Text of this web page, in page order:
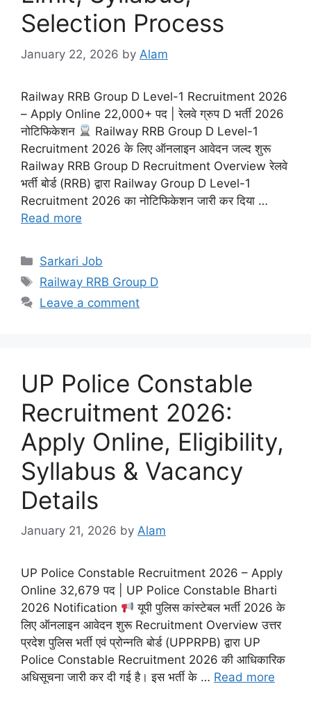
Selection Process
January 22, 2026 by Alam
Railway RRB Group D Level-1 Recruitment 2026
– Apply Online 22,000+ पद | रेलवे ग्रुप D भर्ती 2026
नोटिफिकेशन
Railway RRB Group D Level-1
Recruitment 2026 के लिए ऑनलाइन आवेदन जल्द शुरू
Railway RRB Group D Recruitment Overview रेलवे
भर्ती बोर्ड (RRB) द्वारा Railway Group D Level-1
Recruitment 2026 का नोटिफिकेशन जारी कर दिया …
Read more
Sarkari Job
Railway RRB Group D
Leave a comment
UP Police Constable
Recruitment 2026:
Apply Online, Eligibility,
Syllabus & Vacancy
Details
January 21, 2026 by Alam
UP Police Constable Recruitment 2026 – Apply
Online 32,679 पद | UP Police Constable Bharti
2026 Notification
यूपी पुलिस कांस्टेबल भर्ती 2026 के
लिए ऑनलाइन आवेदन शुरू Recruitment Overview उत्तर
प्रदेश पुलिस भर्ती एवं प्रोन्नति बोर्ड (UPPRPB) द्वारा UP
Police Constable Recruitment 2026 की आधिकारिक
अधिसूचना जारी कर दी गई है। इस भर्ती के … Read more